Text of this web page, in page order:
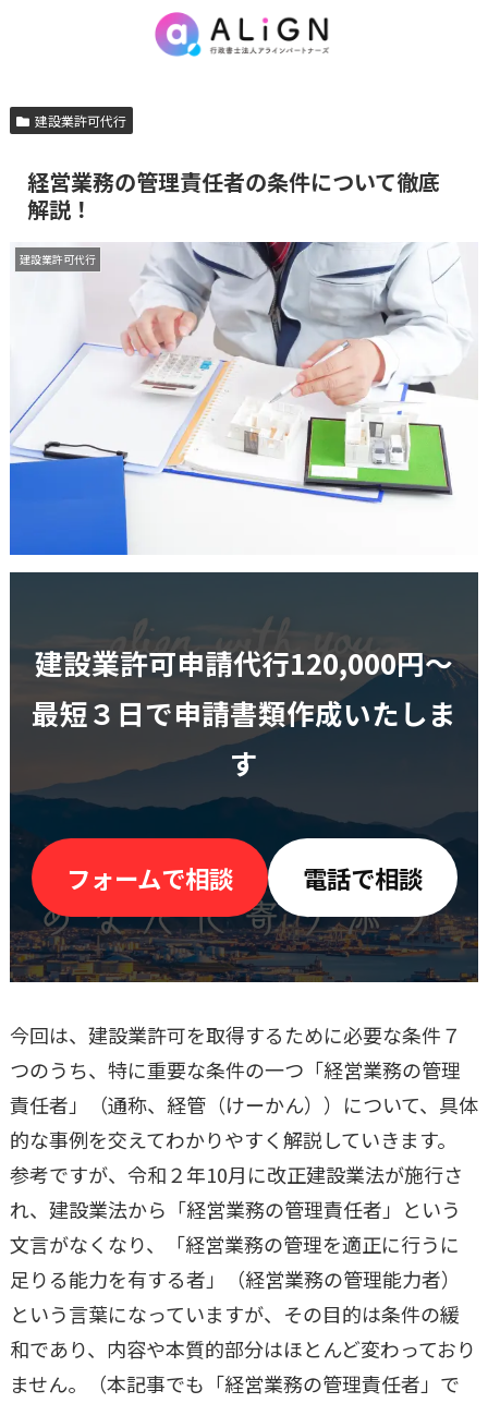
建設業許可代行
経営業務の管理責任者の条件について徹底
解説！
建設業許可代行
建設業許可申請代行120,000円〜
最短３日で申請書類作成いたしま
す
フォームで相談 電話で相談
今回は、建設業許可を取得するために必要な条件７
つのうち、特に重要な条件の一つ「経営業務の管理
責任者」（通称、経管（けーかん））について、具体
的な事例を交えてわかりやすく解説していきます。
参考ですが、令和２年10月に改正建設業法が施行さ
れ、建設業法から「経営業務の管理責任者」という
文言がなくなり、「経営業務の管理を適正に行うに
足りる能力を有する者」（経営業務の管理能力者）
という言葉になっていますが、その目的は条件の緩
和であり、内容や本質的部分はほとんど変わっており
ません。（本記事でも「経営業務の管理責任者」で